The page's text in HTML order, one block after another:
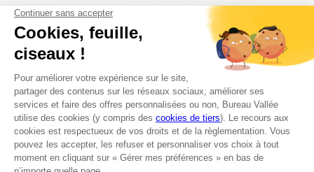
Quels types de reliure sont disponibles en
magasin ?
Peut-on commander des tampons
personnalisés sur place ?
Quelles fournitures de bureau trouve-t-on en
magasin ?